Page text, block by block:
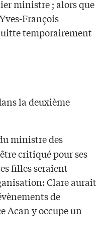
ministre ; alors que
François
temporairement
la deuxième
ministre des
critiqué pour ses
filles seraient
Clare aurait
de
Acan y occupe un